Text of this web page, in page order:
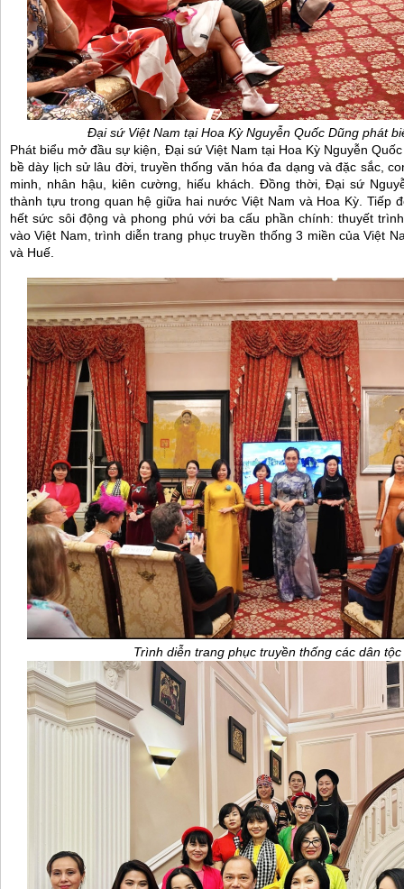
Đại sứ Việt Nam tại Hoa Kỳ Nguyễn Quốc Dũng phát
Phát biểu mở đầu sự kiện, Đại sứ Việt Nam tại Hoa Kỳ Nguyễn
bề dày lịch sử lâu đời, truyền thống văn hóa đa dạng và đặc sắc,
minh, nhân hậu, kiên cường, hiếu khách. Đồng thời, Đại sứ
thành tựu trong quan hệ giữa hai nước Việt Nam và Hoa Kỳ. Tiếp
hết sức sôi động và phong phú với ba cấu phần chính: thuyết
vào Việt Nam, trình diễn trang phục truyền thống 3 miền của Việt
và Huế.
Trình diễn trang phục truyền thống các dân